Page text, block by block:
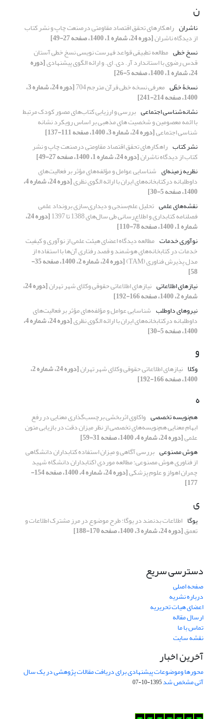
ن
ناشران راهکارهای تحقق اقتصاد مقاومتی درصنعت چاپ و نشر کتاب
از دیدگاه ناشران[دوره 24، شماره 1، 1400، صفحه 27-49]
نسخ خطی مطالعه تطبیقی قواعد فهرست نویسی نسخ خطی آستان
قدس رضوی با استاندارد آر. دی. ای. و ارائه الگوی پیشنهادی[دوره
24، شماره 1، 1400، صفحه 5-26]
نسخۀ خطّی معرفی نسخه خطی قرآن مترجم 704 [دوره 24، شماره 3،
1400، صفحه 214-241]
نشانه‌شناسی اجتماعی بررسی و ارزیابی کتاب‌های مصور کودک مرتبط
با ائمه معصومین و شخصیت های مذهبی بر اساس رویکرد نشانه
شناسی اجتماعی[دوره 24، شماره 3، 1400، صفحه 111-137]
نشر کتاب راهکارهای تحقق اقتصاد مقاومتی درصنعت چاپ و نشر
کتاب از دیدگاه ناشران[دوره 24، شماره 1، 1400، صفحه 27-49]
نظریه زمینه‌ای شناسایی عوامل و مؤلفه‌های مؤثر بر فعالیت‌های
داوطلبانه درکتابخانه‌های ایران با ارائه الگوی نظری [دوره 24، شماره 4،
1400، صفحه 5-30]
نقشه‌های علمی تحلیل علم‌سنجی و دیداری‌سازی برونداد علمی
فصلنامه کتابداری و اطلاع‌رسانی طی سال‌های 1388 تا 1397 [دوره 24،
شماره 1، 1400، صفحه 78-110]
نوآوری خدمات مطالعه دیدگاه اعضای هیئت علمی از نوآوری و کیفیت
خدمات در کتابخانه‌های هوشمند و قصد رفتاری آن‌ها با استفاده از
مدل پذیرش فناوری (TAM) [دوره 24، شماره 2، 1400، صفحه 35-
58]
نیازهای اطلاعاتی نیازهای اطلاعاتی حقوقی وکلای شهر تهران [دوره 24،
شماره 2، 1400، صفحه 166-192]
نیروهای داوطلب شناسایی عوامل و مؤلفه‌های مؤثر بر فعالیت‌های
داوطلبانه درکتابخانه‌های ایران با ارائه الگوی نظری [دوره 24، شماره 4،
1400، صفحه 5-30]
و
وکلا نیازهای اطلاعاتی حقوقی وکلای شهر تهران [دوره 24، شماره 2،
1400، صفحه 166-192]
ه
هم‌نویسه‌ تخصصی واکاوی اثربخشی برچسب‌گذاری معنایی در رفع
ابهام معنایی هم‌نویسه‌های تخصصی از نظر میزان دقت در بازیابی متون
علمی[دوره 24، شماره 4، 1400، صفحه 31-59]
هوش مصنوعی بررسی آگاهی و میزان استفاده کتابداران دانشگاهی
از فناوری هوش مصنوعی: مطالعه موردی (کتابداران دانشگاه شهید
چمران اهواز و علوم پزشکی [دوره 24، شماره 4، 1400، صفحه 154-
177]
ی
یوگا اطلاعات بدنمند در یوگا: طرح موضوع در مرز مشترک اطلاعات و
تعمق[دوره 24، شماره 3، 1400، صفحه 170-188]
دسترسی سریع
صفحه اصلی
درباره نشریه
اعضای هیات تحریریه
ارسال مقاله
تماس با ما
نقشه سایت
آخرین اخبار
محورها وموضوعات پیشنهادی برای دریافت مقالات پژوهشی در یک سال
آتی مشخص شد1395-10-07